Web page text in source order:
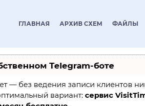
ГЛАВНАЯ АРХИВ СХЕМ ФАЙЛЫ
Telegram-боте
— без ведения записи клиентов
вариант: сервис